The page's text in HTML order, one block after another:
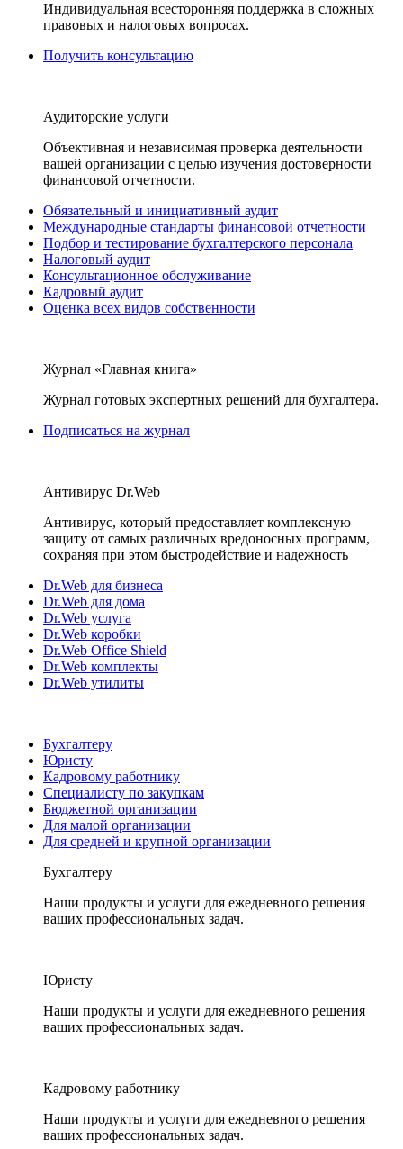
Индивидуальная всесторонняя поддержка в сложных
правовых и налоговых вопросах.
Получить консультацию
Аудиторские услуги
Объективная и независимая проверка деятельности
вашей организации с целью изучения достоверности
финансовой отчетности.
Обязательный и инициативный аудит
Международные стандарты финансовой отчетности
Подбор и тестирование бухгалтерского персонала
Налоговый аудит
Консультационное обслуживание
Кадровый аудит
Оценка всех видов собственности
Журнал «Главная книга»
Журнал готовых экспертных решений для бухгалтера.
Подписаться на журнал
Антивирус Dr.Web
Антивирус, который предоставляет комплексную
защиту от самых различных вредоносных программ,
сохраняя при этом быстродействие и надежность
Dr.Web для бизнеса
Dr.Web для дома
Dr.Web услуга
Dr.Web коробки
Dr.Web Office Shield
Dr.Web комплекты
Dr.Web утилиты
Бухгалтеру
Юристу
Кадровому работнику
Специалисту по закупкам
Бюджетной организации
Для малой организации
Для средней и крупной организации
Бухгалтеру
Наши продукты и услуги для ежедневного решения
ваших профессиональных задач.
Юристу
Наши продукты и услуги для ежедневного решения
ваших профессиональных задач.
Кадровому работнику
Наши продукты и услуги для ежедневного решения
ваших профессиональных задач.